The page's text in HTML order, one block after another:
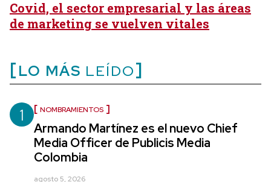
Covid, el sector empresarial y las áreas
de marketing se vuelven vitales
LO MÁS LEÍDO
1 NOMBRAMIENTOS
Armando Martínez es el nuevo Chief
Media Officer de Publicis Media
Colombia
agosto 5, 2026